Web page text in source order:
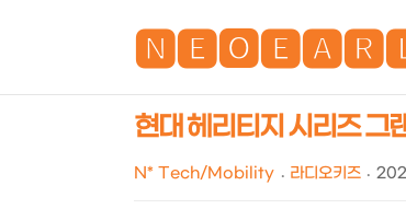
현대 헤리티지 시리즈 그
N* Tech/Mobility 라디오키즈